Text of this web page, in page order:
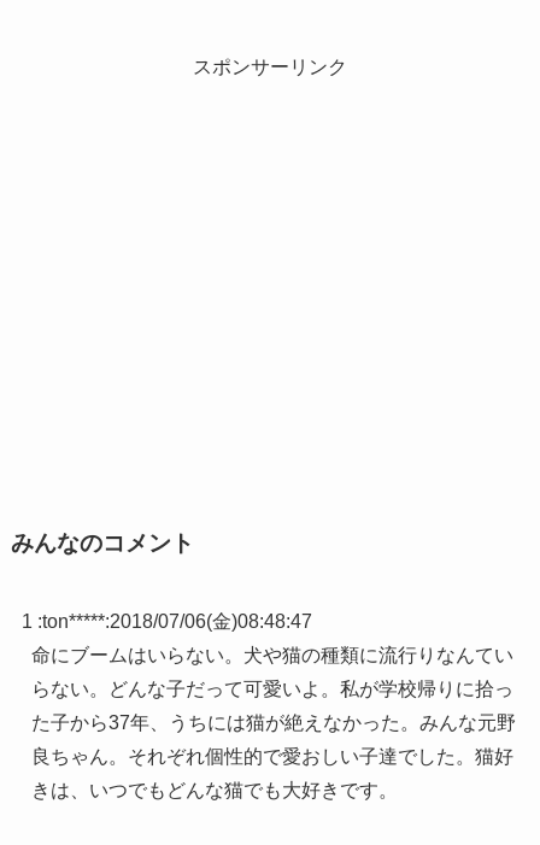
スポンサーリンク
みんなのコメント
1 :ton*****:2018/07/06(金)08:48:47
命にブームはいらない。犬や猫の種類に流行りなんてい
らない。どんな子だって可愛いよ。私が学校帰りに拾っ
た子から37年、うちには猫が絶えなかった。みんな元野
良ちゃん。それぞれ個性的で愛おしい子達でした。猫好
きは、いつでもどんな猫でも大好きです。